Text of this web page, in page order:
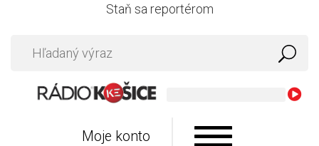
Staň sa reportérom
Moje konto